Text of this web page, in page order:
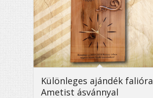
Különleges ajándék falióra
Ametist ásvánnyal